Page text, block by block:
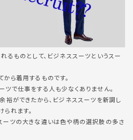
るものとして、ビジネススーツというスー
ら着用するものです。
ツで仕事をする人も少なくありません。
裕ができたから、ビジネススーツを新調し
れます。
ーツの大きな違いは色や柄の選択肢の多さ